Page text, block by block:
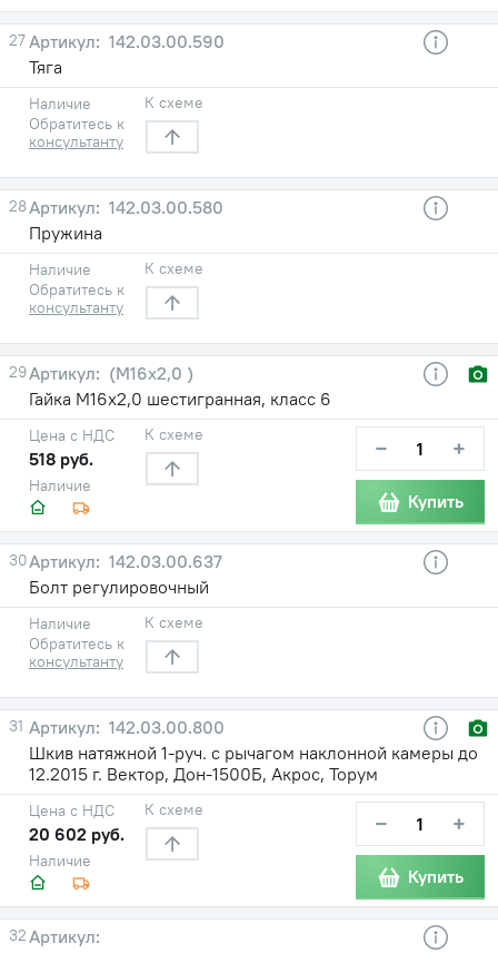
27
142.03.00.590
Тяга
Наличие
Обратитесь к
консультанту
К схеме
28
142.03.00.580
Пружина
Наличие
Обратитесь к
консультанту
К схеме
29
(М16х2,0 )
Гайка М16х2,0 шестигранная, класс 6
Наличие
Цена с НДС
518 руб.
К схеме − +
Купить
30
142.03.00.637
Болт регулировочный
Наличие
Обратитесь к
консультанту
К схеме
31
142.03.00.800
Шкив натяжной 1-руч. с рычагом наклонной камеры до
12.2015 г. Вектор, Дон-1500Б, Акрос, Торум
Наличие
Цена с НДС
20 602 руб.
К схеме − +
Купить
32